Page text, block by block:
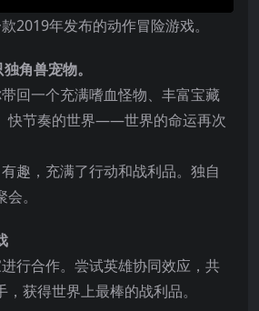
2019年发布的动作冒险游戏。
角兽宠物。
带回一个充满嗜血怪物、丰富宝藏
快节奏的世界——世界的命运再次
趣，充满了行动和战利品。独自
。
行合作。尝试英雄协同效应，共
获得世界上最棒的战利品。